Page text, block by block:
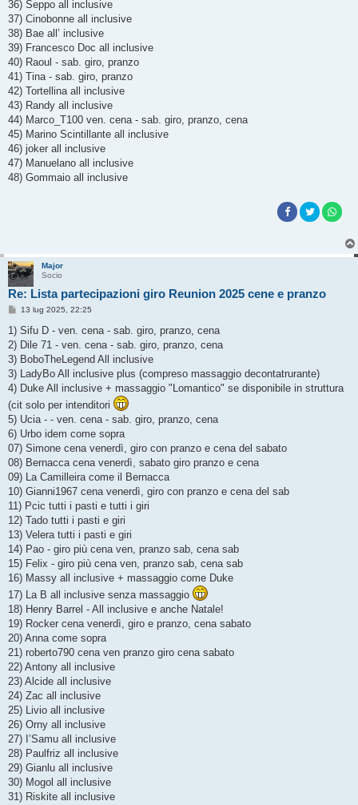
36) Seppo all inclusive
37) Cinobonne all inclusive
38) Bae all’ inclusive
39) Francesco Doc all inclusive
40) Raoul - sab. giro, pranzo
41) Tina - sab. giro, pranzo
42) Tortellina all inclusive
43) Randy all inclusive
44) Marco_T100 ven. cena - sab. giro, pranzo, cena
45) Marino Scintillante all inclusive
46) joker all inclusive
47) Manuelano all inclusive
48) Gommaio all inclusive
Major
Socio
Re: Lista partecipazioni giro Reunion 2025 cene e pranzo
M
s
a
g
o
13 lug 2025, 22:25
1) Sifu D - ven. cena - sab. giro, pranzo, cena
2) Dile 71 - ven. cena - sab. giro, pranzo, cena
3) BoboTheLegend All inclusive
3) LadyBo All inclusive plus (compreso massaggio decontatrurante)
4) Duke All inclusive + massaggio "Lomantico" se disponibile in struttura
(cit solo per intenditori
5) Ucia - - ven. cena - sab. giro, pranzo, cena
6) Urbo idem come sopra
07) Simone cena venerdì, giro con pranzo e cena del sabato
08) Bernacca cena venerdì, sabato giro pranzo e cena
09) La Camilleira come il Bernacca
10) Gianni1967 cena venerdì, giro con pranzo e cena del sab
11) Pcic tutti i pasti e tutti i giri
12) Tado tutti i pasti e giri
13) Velera tutti i pasti e giri
14) Pao - giro più cena ven, pranzo sab, cena sab
15) Felix - giro più cena ven, pranzo sab, cena sab
16) Massy all inclusive + massaggio come Duke
17) La B all inclusive senza massaggio
18) Henry Barrel - All inclusive e anche Natale!
19) Rocker cena venerdì, giro e pranzo, cena sabato
20) Anna come sopra
21) roberto790 cena ven pranzo giro cena sabato
22) Antony all inclusive
23) Alcide all inclusive
24) Zac all inclusive
25) Livio all inclusive
26) Orny all inclusive
27) I’Samu all inclusive
28) Paulfriz all inclusive
29) Gianlu all inclusive
30) Mogol all inclusive
31) Riskite all inclusive